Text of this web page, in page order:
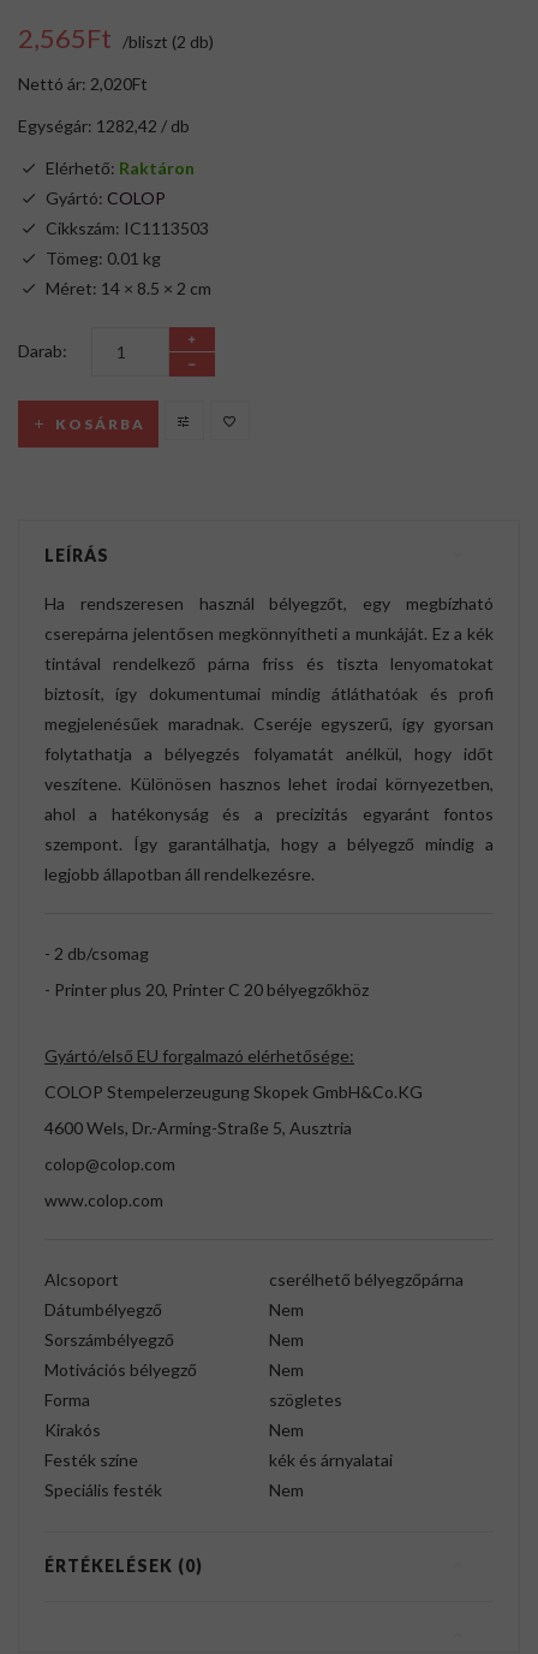
2,565Ft /bliszt (2 db)
Nettó ár: 2,020Ft
Egységár: 1282,42 / db
Elérhető: Raktáron
Gyártó: COLOP
Cikkszám: IC1113503
Tömeg: 0.01 kg
Méret: 14 × 8.5 × 2 cm
Darab:
KOSÁRBA
LEÍRÁS
Ha rendszeresen használ bélyegzőt, egy megbízható
cserepárna jelentősen megkönnyítheti a munkáját. Ez a kék
tintával rendelkező párna friss és tiszta lenyomatokat
biztosít, így dokumentumai mindig átláthatóak és profi
megjelenésűek maradnak. Cseréje egyszerű, így gyorsan
folytathatja a bélyegzés folyamatát anélkül, hogy időt
veszítene. Különösen hasznos lehet irodai környezetben,
ahol a hatékonyság és a precizitás egyaránt fontos
szempont. Így garantálhatja, hogy a bélyegző mindig a
legjobb állapotban áll rendelkezésre.
- 2 db/csomag
- Printer plus 20, Printer C 20 bélyegzőkhöz
Gyártó/első EU forgalmazó elérhetősége:
COLOP Stempelerzeugung Skopek GmbH&Co.KG
4600 Wels, Dr.-Arming-Straße 5, Ausztria
colop@colop.com
www.colop.com
Alcsoport
cserélhető bélyegzőpárna
Dátumbélyegző
Nem
Sorszámbélyegző
Nem
Motivációs bélyegző
Nem
Forma
szögletes
Kirakós
Nem
Festék színe
kék és árnyalatai
Speciális festék
Nem
ÉRTÉKELÉSEK (0)